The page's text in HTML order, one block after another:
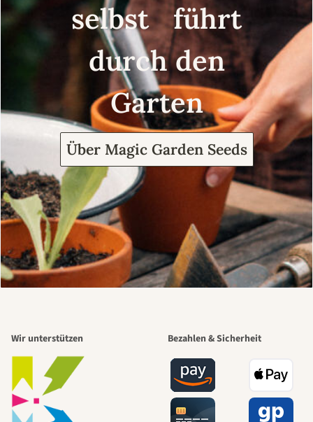
selbst führt
durch den
Garten
Über Magic Garden Seeds
Wir unterstützen Bezahlen & Sicherheit